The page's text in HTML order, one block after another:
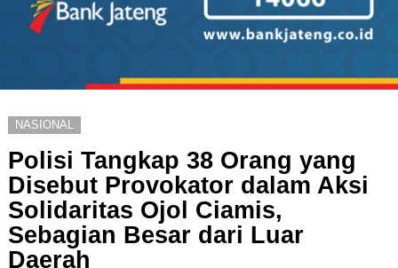
NASIONAL
Polisi Tangkap 38 Orang yang
Disebut Provokator dalam Aksi
Solidaritas Ojol Ciamis,
Sebagian Besar dari Luar
Daerah